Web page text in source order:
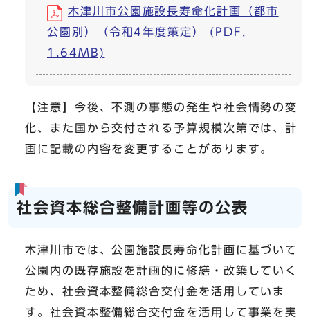
木津川市公園施設長寿命化計画（都市
公園別）（令和4年度策定） (PDF,
1.64MB)
【注意】今後、不測の事態の発生や社会情勢の変
化、また国から交付される予算規模次第では、計
画に記載の内容を変更することがあります。
社会資本総合整備計画等の公表
木津川市では、公園施設長寿命化計画に基づいて
公園内の既存施設を計画的に修繕・改築していく
ため、社会資本整備総合交付金を活用していま
す。社会資本整備総合交付金を活用して事業を実